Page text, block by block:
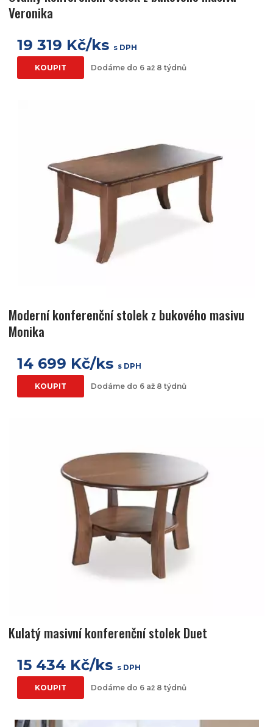
Veronika
19 319 Kč/ks s DPH
KOUPIT Dodáme do 6 až 8 týdnů
Moderní konferenční stolek z bukového masivu
Monika
14 699 Kč/ks s DPH
KOUPIT Dodáme do 6 až 8 týdnů
Kulatý masivní konferenční stolek Duet
15 434 Kč/ks s DPH
KOUPIT Dodáme do 6 až 8 týdnů